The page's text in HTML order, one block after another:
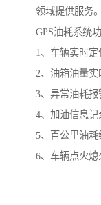
领域提供服务。
GPS油耗系统
1、车辆实时定
2、油箱油量实
3、异常油耗报
4、加油信息记
5、百公里油耗
6、车辆点火熄